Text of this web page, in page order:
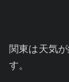
関東は天気
す。